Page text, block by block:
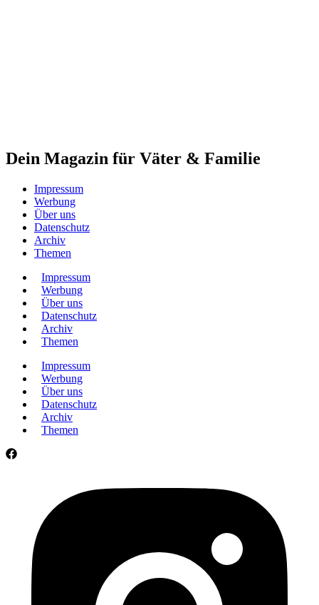
Dein Magazin für Väter & Familie
Impressum
Werbung
Über uns
Datenschutz
Archiv
Themen
Impressum
Werbung
Über uns
Datenschutz
Archiv
Themen
Impressum
Werbung
Über uns
Datenschutz
Archiv
Themen